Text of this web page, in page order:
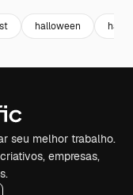
halloween
seu melhor trabalho.
empresas,